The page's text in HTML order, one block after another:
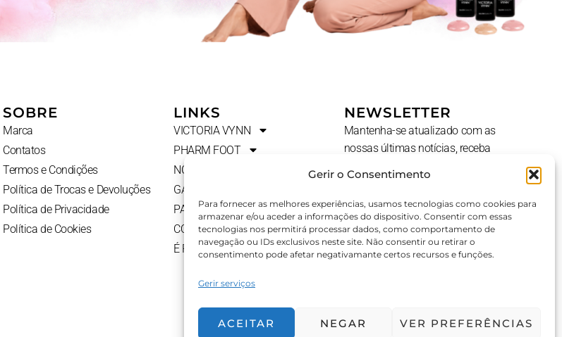
Gerir o Consentimento
Para fornecer as melhores experiências, usamos tecnologias como cookies para
armazenar e/ou aceder a informações do dispositivo. Consentir com essas
tecnologias nos permitirá processar dados, como comportamento de
navegação ou IDs exclusivos neste site. Não consentir ou retirar o
consentimento pode afetar negativamante certos recursos e funções.
Gerir serviços
ACEITAR NEGAR VER PREFERÊNCIAS
SOBRE
Marca
Contatos
Termos e Condições
Política de Trocas e Devoluções
Política de Privacidade
Política de Cookies
LINKS
VICTORIA VYNN
PHARM FOOT
NOVIDADES
GADGETS
PACKS
CONTATOS
É PROFISSIONAL?
NEWSLETTER
Mantenha-se atualizado com as
nossas últimas notícias, receba
Nome
E-